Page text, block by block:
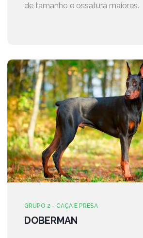
de tamanho e ossatura maiores.
GRUPO 2 - CAÇA E PRESA
DOBERMAN